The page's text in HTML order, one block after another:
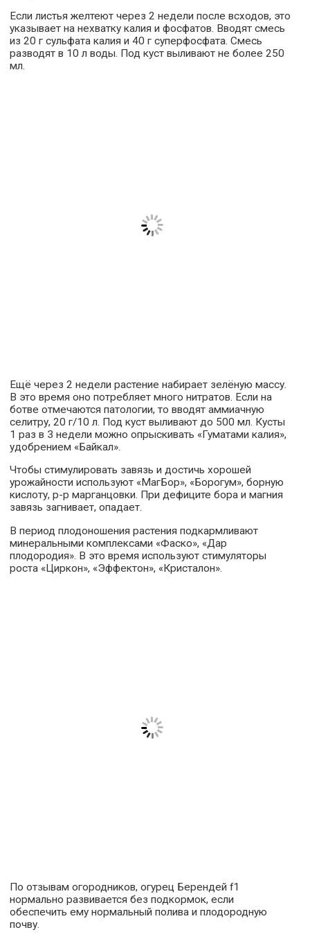
Если листья желтеют через 2 недели после всходов, это
указывает на нехватку калия и фосфатов. Вводят смесь
из 20 г сульфата калия и 40 г суперфосфата. Смесь
разводят в 10 л воды. Под куст выливают не более 250
мл.
Ещё через 2 недели растение набирает зелёную массу.
В это время оно потребляет много нитратов. Если на
ботве отмечаются патологии, то вводят аммиачную
селитру, 20 г/10 л. Под куст выливают до 500 мл. Кусты
1 раз в 3 недели можно опрыскивать «Гуматами калия»,
удобрением «Байкал».
Чтобы стимулировать завязь и достичь хорошей
урожайности используют «МагБор», «Борогум», борную
кислоту, р-р марганцовки. При дефиците бора и магния
завязь загнивает, опадает.
В период плодоношения растения подкармливают
минеральными комплексами «Фаско», «Дар
плодородия». В это время используют стимуляторы
роста «Циркон», «Эффектон», «Кристалон».
По отзывам огородников, огурец Берендей f1
нормально развивается без подкормок, если
обеспечить ему нормальный полива и плодородную
почву.